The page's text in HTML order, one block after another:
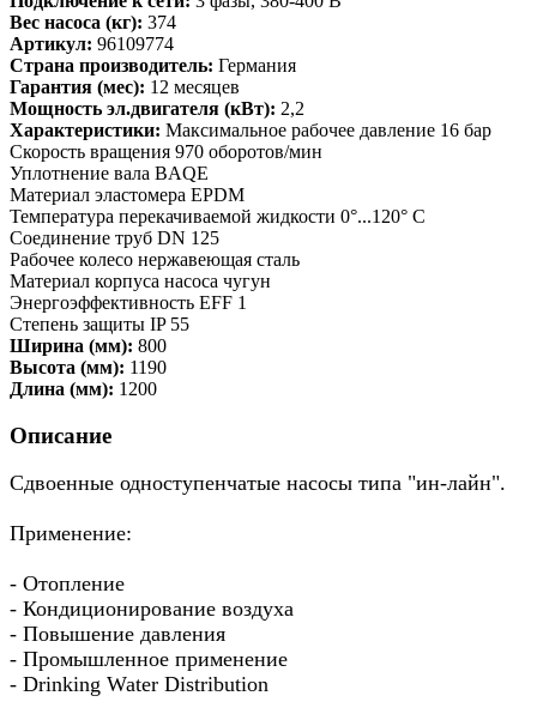
Вес насоса (кг): 374
Артикул: 96109774
Страна производитель: Германия
Гарантия (мес): 12 месяцев
Мощность эл.двигателя (кВт): 2,2
Характеристики: Максимальное рабочее давление 16 бар
Скорость вращения 970 оборотов/мин
Уплотнение вала BAQE
Материал эластомера EPDM
Температура перекачиваемой жидкости 0°...120° C
Соединение труб DN 125
Рабочее колесо нержавеющая сталь
Материал корпуса насоса чугун
Энергоэффективность EFF 1
Степень защиты IP 55
Ширина (мм): 800
Высота (мм): 1190
Длина (мм): 1200
Описание
Сдвоенные одноступенчатые насосы типа "ин-лайн".
Применение:
- Отопление
- Кондиционирование воздуха
- Повышение давления
- Промышленное применение
- Drinking Water Distribution